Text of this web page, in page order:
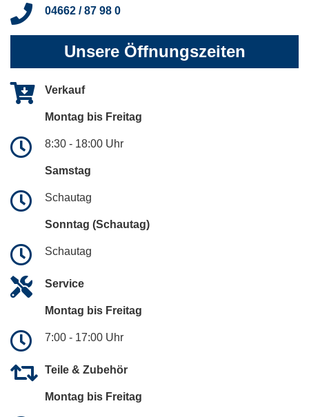
04662 / 87 98 0
Unsere Öffnungszeiten
Verkauf
Montag bis Freitag
8:30 - 18:00 Uhr
Samstag
Schautag
Sonntag (Schautag)
Schautag
Service
Montag bis Freitag
7:00 - 17:00 Uhr
Teile & Zubehör
Montag bis Freitag